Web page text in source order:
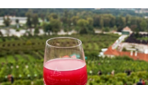
Témata
Recepty
Články